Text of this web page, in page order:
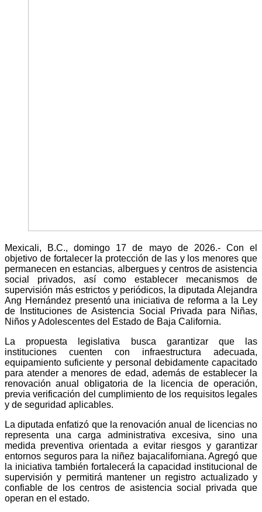
Mexicali, B.C., domingo 17 de mayo de 2026.- Con el
objetivo de fortalecer la protección de las y los menores que
permanecen en estancias, albergues y centros de asistencia
social privados, así como establecer mecanismos de
supervisión más estrictos y periódicos, la diputada Alejandra
Ang Hernández presentó una iniciativa de reforma a la Ley
de Instituciones de Asistencia Social Privada para Niñas,
Niños y Adolescentes del Estado de Baja California.
La propuesta legislativa busca garantizar que las
instituciones cuenten con infraestructura adecuada,
equipamiento suficiente y personal debidamente capacitado
para atender a menores de edad, además de establecer la
renovación anual obligatoria de la licencia de operación,
previa verificación del cumplimiento de los requisitos legales
y de seguridad aplicables.
La diputada enfatizó que la renovación anual de licencias no
representa una carga administrativa excesiva, sino una
medida preventiva orientada a evitar riesgos y garantizar
entornos seguros para la niñez bajacaliforniana. Agregó que
la iniciativa también fortalecerá la capacidad institucional de
supervisión y permitirá mantener un registro actualizado y
confiable de los centros de asistencia social privada que
operan en el estado.